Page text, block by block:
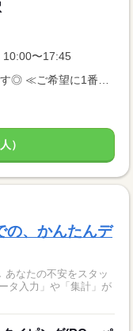
10:00〜17:45
平日のみ・週5日のお仕事がメインです◎ ≪ご希望に1番近いお仕事をご紹介いたします♪≫
）
の、かんたんデ
あなたの不安をスタッ
タ入力」や「集計」が